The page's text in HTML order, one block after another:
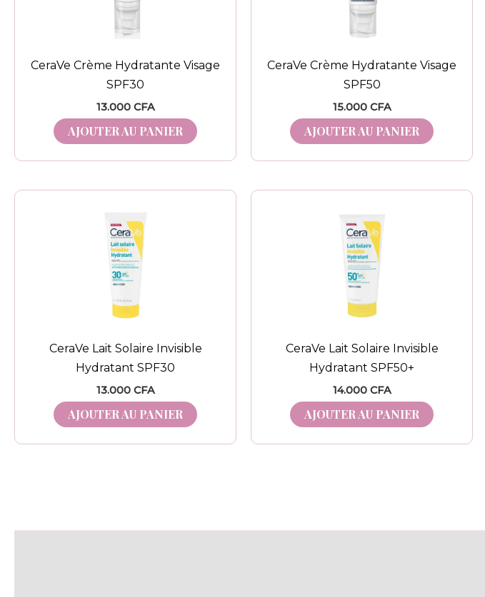
CeraVe Crème Hydratante Visage
SPF30
13.000 CFA
AJOUTER AU PANIER
CeraVe Crème Hydratante Visage
SPF50
15.000 CFA
AJOUTER AU PANIER
CeraVe Lait Solaire Invisible
Hydratant SPF30
13.000 CFA
AJOUTER AU PANIER
CeraVe Lait Solaire Invisible
Hydratant SPF50+
14.000 CFA
AJOUTER AU PANIER